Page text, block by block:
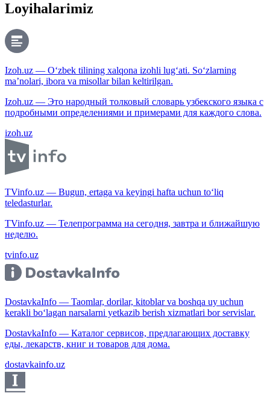
Loyihalarimiz
Izoh.uz — O‘zbek tilining xalqona izohli lug‘ati. So‘zlarning
ma’nolari, ibora va misollar bilan keltirilgan.
Izoh.uz — Это народный толковый словарь узбекского языка с
подробными определениями и примерами для каждого слова.
izoh.uz
TVinfo.uz — Bugun, ertaga va keyingi hafta uchun to‘liq
teledasturlar.
TVinfo.uz — Телепрограмма на сегодня, завтра и ближайшую
неделю.
tvinfo.uz
DostavkaInfo — Taomlar, dorilar, kitoblar va boshqa uy uchun
kerakli bo‘lagan narsalarni yetkazib berish xizmatlari bor servislar.
DostavkaInfo — Каталог сервисов, предлагающих доставку
еды, лекарств, книг и товаров для дома.
dostavkainfo.uz